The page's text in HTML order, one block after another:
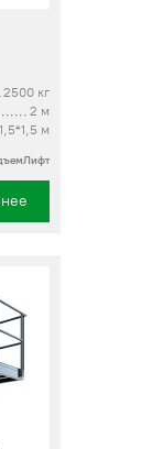
2500 кг
2 м
1,5*1,5 м